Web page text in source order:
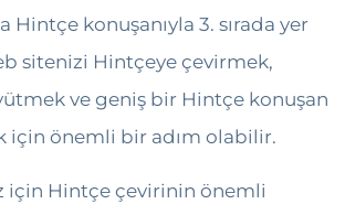
Hintçe konuşanıyla 3. sırada yer
sitenizi Hintçeye çevirmek,
ve geniş bir Hintçe konuşan
için önemli bir adım olabilir.
için Hintçe çevirinin önemli